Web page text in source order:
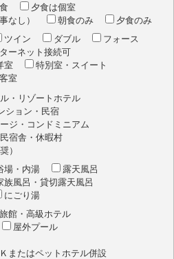
食
夕食は個室
なし）
朝食のみ 夕食のみ
ツイン ダブル
フォース
ーネット接続可
室
特別室・スイート
室
・リゾートホテル
ション・民宿
ジ・コンドミニアム
宿舎・休暇村
）
場・内湯
露天風呂
族風呂・貸切露天風呂
にごり湯
館・高級ホテル
屋外プール
またはペットホテル併設